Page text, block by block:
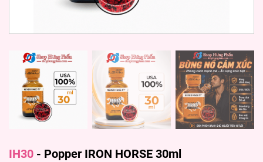
IH30 - Popper IRON HORSE 30ml